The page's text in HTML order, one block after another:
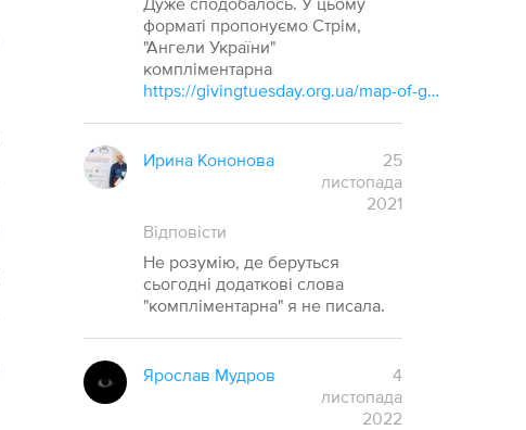
форматі пропонуємо Стрім,
"Ангели України"
компліментарна
https://givingtuesday.org.ua/map-of-good/
Ирина Кононова
25
листопада
2021
Відповісти
Не розумію, де беруться
сьогодні додаткові слова
"компліментарна" я не писала.
Ярослав Мудров
4
листопада
2022